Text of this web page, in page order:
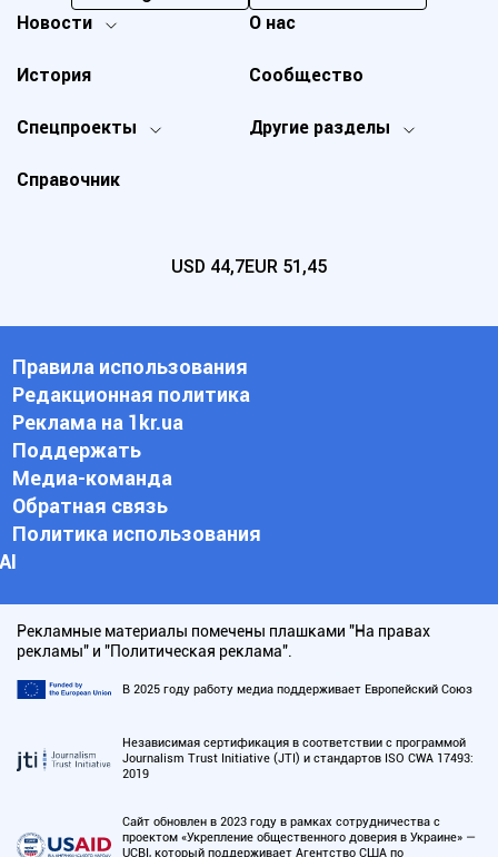
Новости
Спецпроекты Другие разделы
История
О нас
Справочник
Сообщество
USD 44,7EUR 51,45
Правила использования
Редакционная политика
Реклама на 1kr.ua
Поддержать
Медиа-команда
Обратная связь
Политика использования
АI
Рекламные материалы помечены плашками "На правах
рекламы" и "Политическая реклама".
В 2025 году работу медиа поддерживает Европейский Союз
Независимая сертификация в соответствии с программой
Journalism Trust Initiative (JTI) и стандартов ISO CWA 17493:
2019
Сайт обновлен в 2023 году в рамках сотрудничества с
проектом «Укрепление общественного доверия в Украине» —
UCBI, который поддерживает Агентство США по